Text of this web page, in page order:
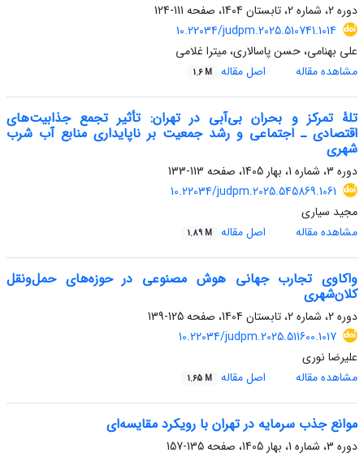
دوره 2، شماره 2، تابستان 1404، صفحه
111-124
10.22034/judpm.2025.510741.1014
علی بهنامی، حسن پاسالاری، میترا غلامی
مشاهده مقاله
اصل مقاله 1.6 M
تلۀ تمرکز و بحران بی‌آبی در تهران: تأثیر تجمع جذابیت‌های
اقتصادی ـ اجتماعی و رشد جمعیت بر ناپایداری منابع آب شرب
شهری
دوره 3، شماره 1، بهار 1405، صفحه
113-133
10.22034/judpm.2025.545869.1061
مجید سیاری
مشاهده مقاله
اصل مقاله 1.89 M
واکاوی تجارب جهانی هوش مصنوعی در حوزه‌های حمل‌ونقل
کلان‌شهری
دوره 2، شماره 2، تابستان 1404، صفحه
125-139
10.22034/judpm.2025.511600.1017
علیرضا نوری
مشاهده مقاله
اصل مقاله 1.65 M
موانع جذب سرمایه در تهران با رویکرد مقایسه‌ای
دوره 3، شماره 1، بهار 1405، صفحه
135-157